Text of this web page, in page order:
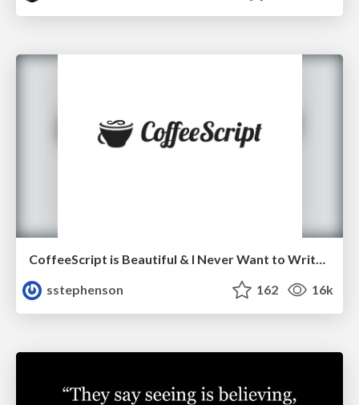
CoffeeScript is Beautiful & I Never Want to Write Plain JavaScript Again
sstephenson
162 16k